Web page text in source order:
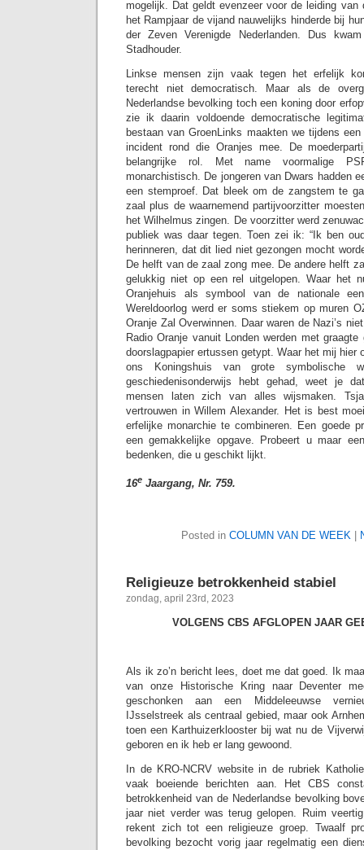
mogelijk. Dat geldt evenzeer voor de leiding
het Rampjaar de vijand nauwelijks hinderde bij
der Zeven Verenigde Nederlanden. Dus
Stadhouder.
Linkse mensen zijn vaak tegen het erfelijk
terecht niet democratisch. Maar als de
Nederlandse bevolking toch een koning door
zie ik daarin voldoende democratische
bestaan van GroenLinks maakten we tijdens
incident rond die Oranjes mee. De
belangrijke rol. Met name voormalige
monarchistisch. De jongeren van Dwars hadden
een stemproef. Dat bleek om de zangstem te
zaal plus de waarnemend partijvoorzitter
het Wilhelmus zingen. De voorzitter werd
publiek was daar tegen. Toen zei ik: “Ik ben
herinneren, dat dit lied niet gezongen mocht
De helft van de zaal zong mee. De andere helft
gelukkig niet op een rel uitgelopen. Waar het
Oranjehuis als symbool van de nationale
Wereldoorlog werd er soms stiekem op muren
Oranje Zal Overwinnen. Daar waren de Nazi’s
Radio Oranje vanuit Londen werden met
doorslagpapier ertussen getypt. Waar het mij hier
ons Koningshuis van grote symbolische
geschiedenisonderwijs hebt gehad, weet je
mensen laten zich van alles wijsmaken.
vertrouwen in Willem Alexander. Het is best
erfelijke monarchie te combineren. Een goede
een gemakkelijke opgave. Probeert u maar
bedenken, die u geschikt lijkt.
16e Jaargang, Nr. 759.
Posted in COLUMN VAN DE WEEK
Religieuze betrokkenheid stabiel
zondag, april 23rd, 2023
VOLGENS CBS AFGLOPEN JAAR
Als ik zo’n bericht lees, doet me dat goed. Ik
van onze Historische Kring naar Deventer
geschonken aan een Middeleeuwse
IJsselstreek als centraal gebied, maar ook
toen een Karthuizerklooster bij wat nu de
geboren en ik heb er lang gewoond.
In de KRO-NCRV website in de rubriek
vaak boeiende berichten aan. Het CBS
betrokkenheid van de Nederlandse bevolking
jaar niet verder was terug gelopen. Ruim
rekent zich tot een religieuze groep. Twaalf
bevolking bezocht vorig jaar regelmatig een